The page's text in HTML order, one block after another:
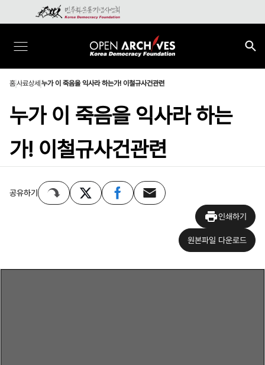
홈사료상세 누가 이 죽음을 익사라 하는가! 이철규사건관련
누가 이 죽음을 익사라 하는
가! 이철규사건관련
공유하기
인쇄하기
원본파일 다운로드